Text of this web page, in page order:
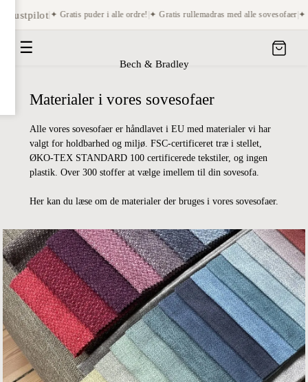
|✦ Gratis puder i alle ordre!|✦ Gratis rullemadras med alle sovesofaer|✦
☰
Bech & Bradley
Materialer i vores sovesofaer
Alle vores sovesofaer er håndlavet i EU med materialer vi har
valgt for holdbarhed og miljø. FSC-certificeret træ i stellet,
ØKO-TEX STANDARD 100 certificerede tekstiler, og ingen
plastik. Over 300 stoffer at vælge imellem til din sovesofa.
Her kan du læse om de materialer der bruges i vores sovesofaer.